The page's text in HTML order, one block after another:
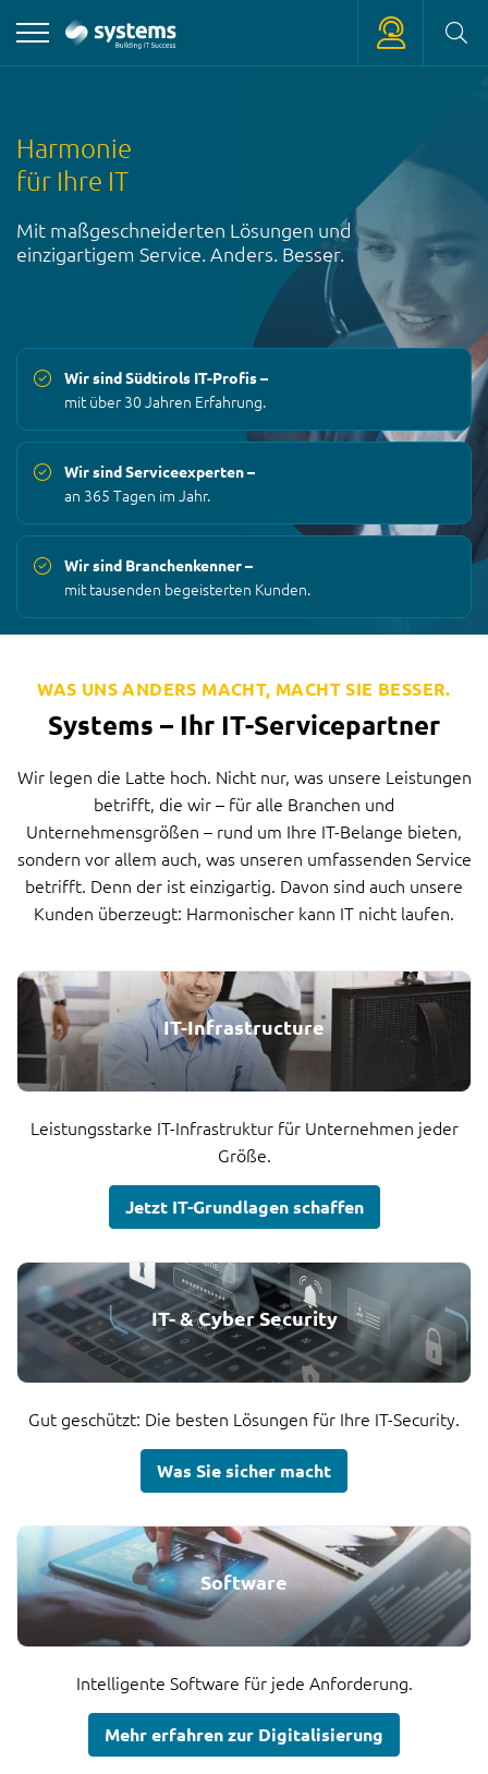
info @systems.bz
Harmonie
für Ihre IT
Mit maßgeschneiderten Lösungen und
einzigartigem Service. Anders. Besser.
Wir sind Südtirols IT-Profis –
mit über 30 Jahren Erfahrung.
Wir sind Serviceexperten –
an 365 Tagen im Jahr.
Wir sind Branchenkenner –
mit tausenden begeisterten Kunden.
WAS UNS ANDERS MACHT, MACHT SIE BESSER.
Systems – Ihr IT-Servicepartner
Wir legen die Latte hoch. Nicht nur, was unsere Leistungen
betrifft, die wir – für alle Branchen und
Unternehmensgrößen – rund um Ihre IT-Belange bieten,
sondern vor allem auch, was unseren umfassenden Service
betrifft. Denn der ist einzigartig. Davon sind auch unsere
Kunden überzeugt: Harmonischer kann IT nicht laufen.
IT-Infrastructure
Leistungsstarke IT-Infrastruktur für Unternehmen jeder
Größe.
Jetzt IT-Grundlagen schaffen
IT- & Cyber Security
Gut geschützt: Die besten Lösungen für Ihre IT-Security.
Was Sie sicher macht
Software
Intelligente Software für jede Anforderung.
Mehr erfahren zur Digitalisierung